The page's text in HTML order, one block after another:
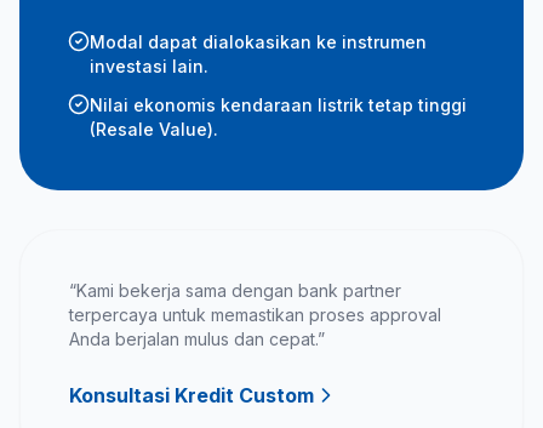
Modal dapat dialokasikan ke instrumen
investasi lain.
Nilai ekonomis kendaraan listrik tetap tinggi
(Resale Value).
“Kami bekerja sama dengan bank partner
terpercaya untuk memastikan proses approval
Anda berjalan mulus dan cepat.”
Konsultasi Kredit Custom